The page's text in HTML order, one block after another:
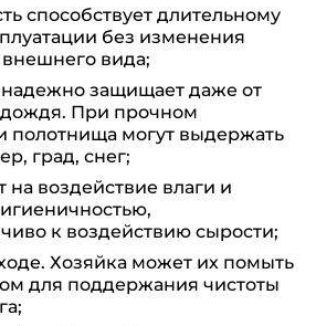
способствует длительному
без изменения
внешнего вида;
защищает даже от
При прочном
полотнища могут выдержать
град, снег;
на воздействие влаги и
к воздействию сырости;
Хозяйка может их помыть
для поддержания чистоты